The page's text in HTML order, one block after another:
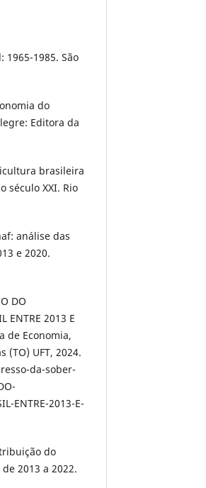
1965-1985. São
do
Editora da
brasileira
século XXI. Rio
análise das
e 2020.
DO
ENTRE 2013 E
de Economia,
(TO) UFT, 2024.
da-sober-
ENTRE-2013-E-
do
2013 a 2022.